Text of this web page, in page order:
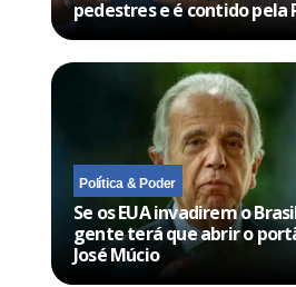
pedestres e é contido pela
Política & Poder
Se os EUA invadirem o
gente terá que abrir o
José Múcio